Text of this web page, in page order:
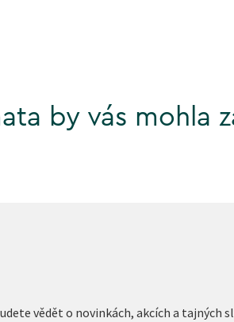
by vás mohla
vědět o novinkách, akcích a tajných